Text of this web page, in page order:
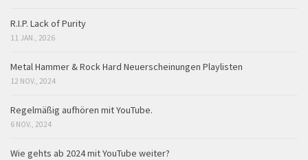
R.I.P. Lack of Purity
11 JAN., 2026
Metal Hammer & Rock Hard Neuerscheinungen Playlisten
12 NOV., 2024
Regelmäßig aufhören mit YouTube.
6 NOV., 2024
Wie gehts ab 2024 mit YouTube weiter?